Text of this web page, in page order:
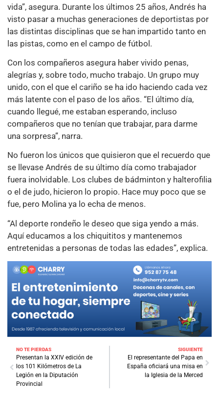
vida”, asegura. Durante los últimos 25 años, Andrés ha
visto pasar a muchas generaciones de deportistas por
las distintas disciplinas que se han impartido tanto en
las pistas, como en el campo de fútbol.
Con los compañeros asegura haber vivido penas,
alegrías y, sobre todo, mucho trabajo. Un grupo muy
unido, con el que el cariño se ha ido haciendo cada vez
más latente con el paso de los años. “El último día,
cuando llegué, me estaban esperando, incluso
compañeros que no tenían que trabajar, para darme
una sorpresa”, narra.
No fueron los únicos que quisieron que el recuerdo que
se llevase Andrés de su último día como trabajador
fuera inolvidable. Los clubes de bádminton y halterofilia
o el de judo, hicieron lo propio. Hace muy poco que se
fue, pero Molina ya lo echa de menos.
“Al deporte rondeño le deseo que siga yendo a más.
Aquí educamos a los chiquititos y mantenemos
entretenidas a personas de todas las edades”, explica.
NO TE PIERDAS
Presentan la XXIV edición de
los 101 Kilómetros de La
Legión en la Diputación
Provincial
SIGUIENTE
El representante del Papa en
España oficiará una misa en
la Iglesia de la Merced